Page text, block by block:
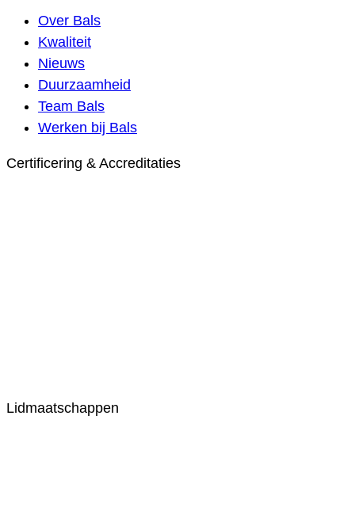
Over Bals
Kwaliteit
Nieuws
Duurzaamheid
Team Bals
Werken bij Bals
Certificering & Accreditaties
Lidmaatschappen